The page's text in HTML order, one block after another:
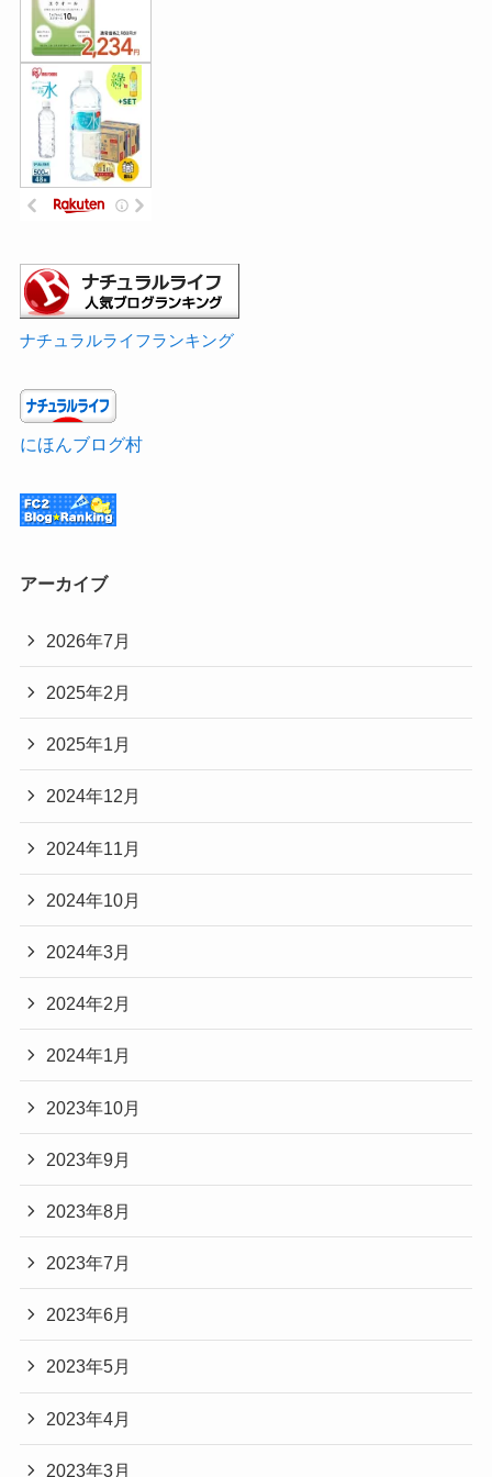
ナチュラルライフランキング
にほんブログ村
アーカイブ
2026年7月
2025年2月
2025年1月
2024年12月
2024年11月
2024年10月
2024年3月
2024年2月
2024年1月
2023年10月
2023年9月
2023年8月
2023年7月
2023年6月
2023年5月
2023年4月
2023年3月